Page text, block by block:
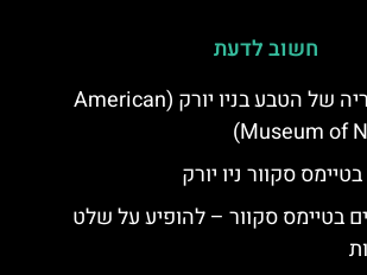
חשוב לדעת
מוזיאון ההיסטוריה של הטבע בניו יורק (American
Museum of
בטיימס סקוור ניו יורק
בטיימס סקוור – להופיע על שלט